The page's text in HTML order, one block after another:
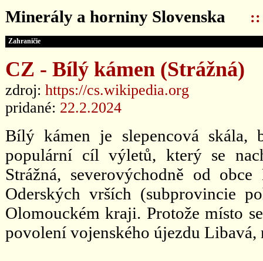
Minerály a horniny Slovenska ::
Zahraničie
CZ - Bílý kámen (Strážná)
zdroj: https://cs.wikipedia.org
pridané: 22.2.2024
Bílý kámen je slepencová
populární cíl výletů, který se
Strážná, severovýchodně od
Oderských vrších (subprovincie
Olomouckém kraji. Protože místo
povolení vojenského újezdu Libavá,